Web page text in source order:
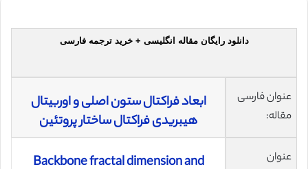
دانلود رایگان مقاله انگلیسی + خرید ترجمه فارسی
عنوان فارسی
مقاله:
ابعاد فراکتال ستون اصلی و اوربیتال
هیبریدی فراکتال ساختار پروتئین
عنوان
Backbone fractal dimension and